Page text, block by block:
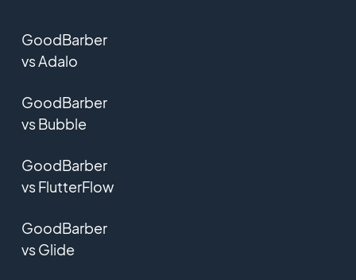
GoodBarber
vs Adalo
GoodBarber
vs Bubble
GoodBarber
vs FlutterFlow
GoodBarber
vs Glide